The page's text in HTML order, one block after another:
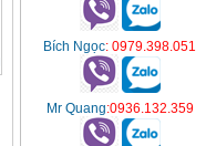
Bích Ngọc: 0979.398.051
Mr Quang:0936.132.359